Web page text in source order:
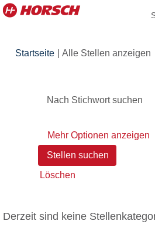
Startseite Alle Stellen anzeigen
Nach Stichwort suchen
Mehr Optionen anzeigen
Löschen
Derzeit sind keine